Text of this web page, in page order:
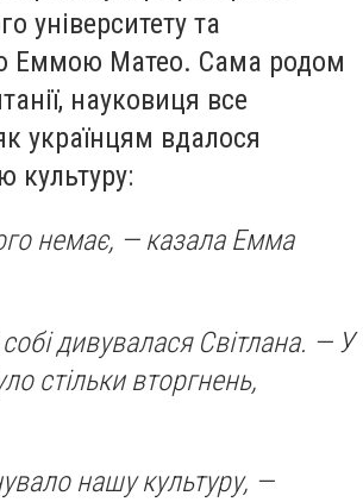
університету та
Еммою Матео. Сама родом
науковиця все
українцям вдалося
культуру:
немає, — казала Емма
дивувалася Світлана. — У
стільки вторгнень,
нашу культуру, —